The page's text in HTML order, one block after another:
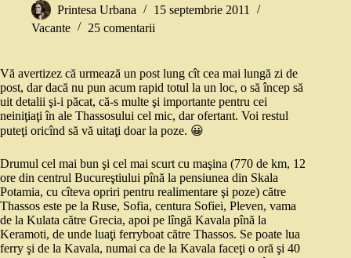
Printesa Urbana
15 septembrie 2011
Vacante
25 comentarii
Vă avertizez că urmează un post lung cît cea mai lungă zi de
post, dar dacă nu pun acum rapid totul la un loc, o să încep să
uit detalii şi-i păcat, că-s multe şi importante pentru cei
neiniţiaţi în ale Thassosului cel mic, dar ofertant. Voi restul
puteţi oricînd să vă uitaţi doar la poze. 😀
Drumul cel mai bun şi cel mai scurt cu maşina (770 de km, 12
ore din centrul Bucureştiului pînă la pensiunea din Skala
Potamia, cu cîteva opriri pentru realimentare şi poze) către
Thassos este pe la Ruse, Sofia, centura Sofiei, Pleven, vama
de la Kulata către Grecia, apoi pe lîngă Kavala pînă la
Keramoti, de unde luaţi ferryboat către Thassos. Se poate lua
ferry şi de la Kavala, numai ca de la Kavala faceţi o oră şi 40